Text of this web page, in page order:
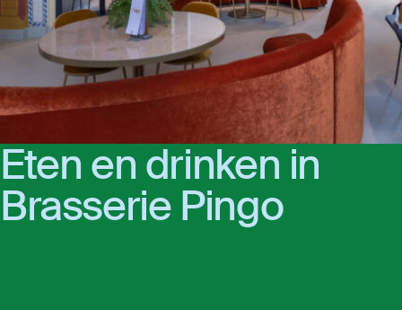
Eten en drin­ken in
Bras­se­rie Pin­go